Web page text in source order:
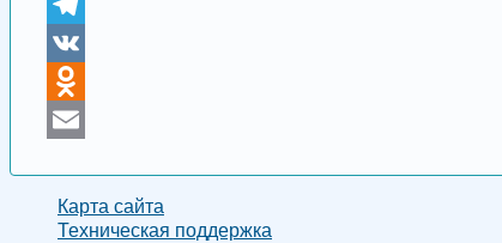
Telegram
VK
Odnoklassniki
Карта сайта
Техническая поддержка